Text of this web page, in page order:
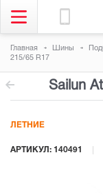
Главная Шины
215/65 R17
Sailun
АРТИКУЛ: 140491
ЛЕТНИЕ